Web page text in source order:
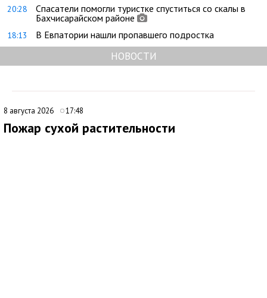
20:28
Спасатели помогли туристке спуститься со скалы в
Бахчисарайском районе
18:13 В Евпатории нашли пропавшего подростка
НОВОСТИ
8 августа 2026 17:48
Пожар сухой растительности